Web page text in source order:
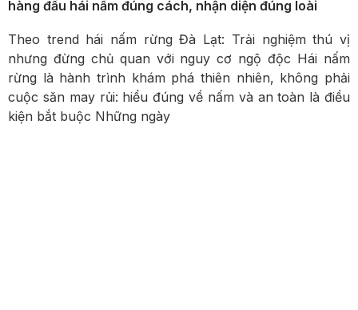
hàng đầu hái nấm đúng cách, nhận diện đúng loài
Theo trend hái nấm rừng Đà Lạt: Trải nghiệm thú vị
nhưng đừng chủ quan với nguy cơ ngộ độc Hái nấm
rừng là hành trình khám phá thiên nhiên, không phải
cuộc săn may rủi: hiểu đúng về nấm và an toàn là điều
kiện bắt buộc Những ngày